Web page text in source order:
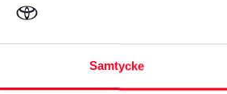
Samtycke
för att se om den fälg
till att kolla en extra gång så att
Ibland kan fälgen ha bytts
samma dimension som bilen hade